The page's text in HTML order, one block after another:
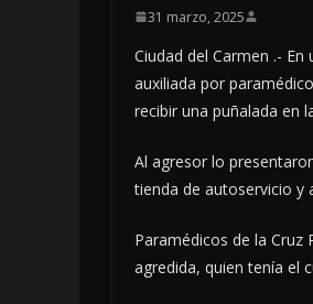
31 marzo, 2025
Ciudad del Carmen .-
auxiliada por
recibir una puñalada en
Al agresor lo
tienda de autoservicio y
Paramédicos de la
agredida, quien tenía el